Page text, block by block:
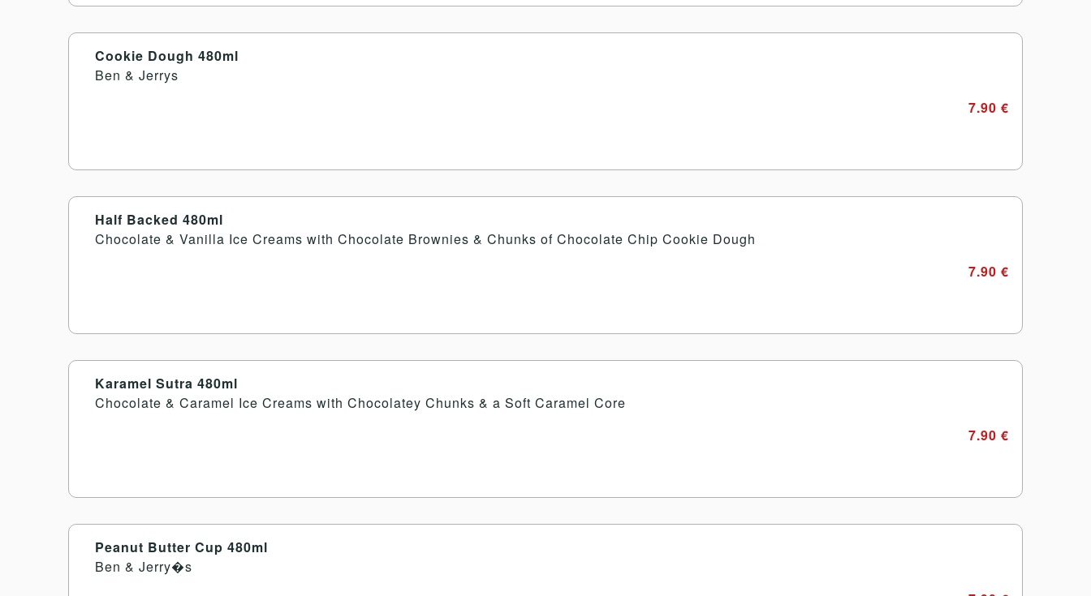
Cookie Dough 480ml
Ben & Jerrys
7.90 €
Half Backed 480ml
Chocolate & Vanilla Ice Creams with Chocolate Brownies & Chunks of Chocolate Chip Cookie Dough
7.90 €
Karamel Sutra 480ml
Chocolate & Caramel Ice Creams with Chocolatey Chunks & a Soft Caramel Core
7.90 €
Peanut Butter Cup 480ml
Ben & Jerry�s